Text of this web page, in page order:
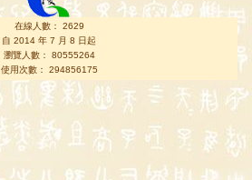
在線人數： 2629
自 2014 年 7 月 8 日起
瀏覽人數： 80555264
使用次數： 294856175